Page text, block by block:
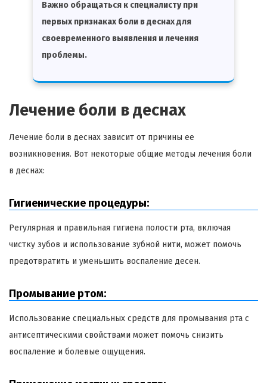
Важно обращаться к специалисту при
первых признаках боли в деснах для
своевременного выявления и лечения
проблемы.
Лечение боли в деснах
Лечение боли в деснах зависит от причины ее
возникновения. Вот некоторые общие методы лечения боли
в деснах:
Гигиенические процедуры:
Регулярная и правильная гигиена полости рта, включая
чистку зубов и использование зубной нити, может помочь
предотвратить и уменьшить воспаление десен.
Промывание ртом:
Использование специальных средств для промывания рта с
антисептическими свойствами может помочь снизить
воспаление и болевые ощущения.